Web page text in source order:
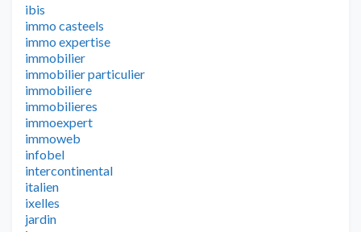
ibis
immo casteels
immo expertise
immobilier
immobilier particulier
immobiliere
immobilieres
immoexpert
immoweb
infobel
intercontinental
italien
ixelles
jardin